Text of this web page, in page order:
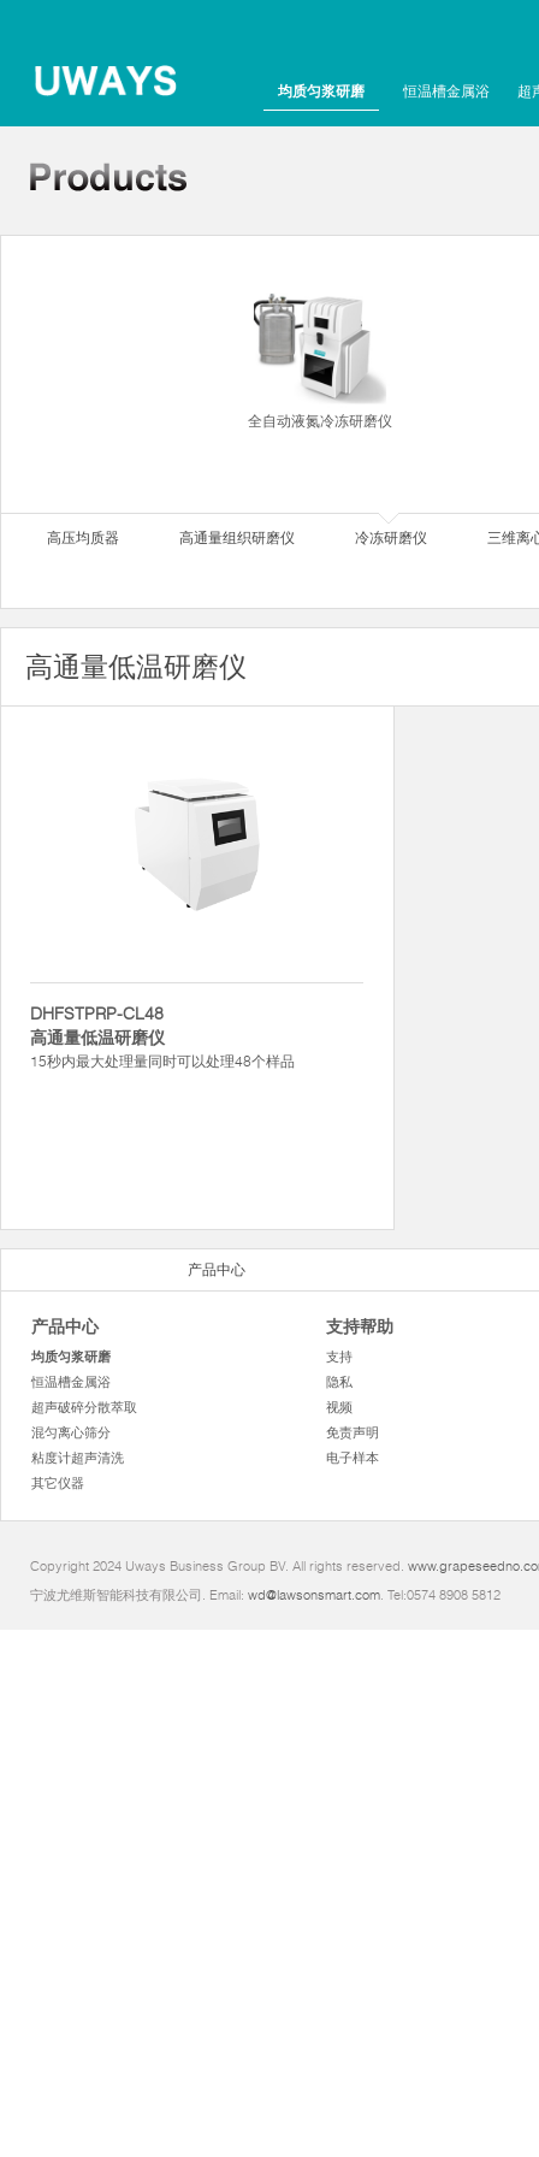
均质匀浆研磨 恒温槽金属浴 超
全自动液氮冷冻研磨仪
高压均质器 高通量组织研磨仪 冷冻研磨仪 三维离
高通量低温研磨仪
DHFSTPRP-CL48
高通量低温研磨仪
15秒内最大处理量同时可以处理48个样品
产品中心
产品中心
均质匀浆研磨
恒温槽金属浴
超声破碎分散萃取
混匀离心筛分
粘度计超声清洗
其它仪器
支持帮助
支持
隐私
视频
免责声明
电子样本
Copyright 2024 Uways Business Group BV. All rights reserved.
宁波尤维斯智能科技有限公司. Email: wd@lawsonsmart.com. Tel:0574 8908 5812